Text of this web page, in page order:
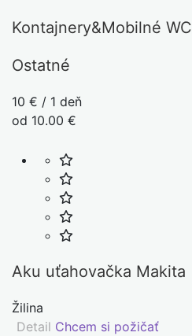
Kontajnery&Mobilné WC
Ostatné
10 € / 1 deň
od 10.00 €
Aku uťahovačka Makita
Žilina
Detail Chcem si požičať